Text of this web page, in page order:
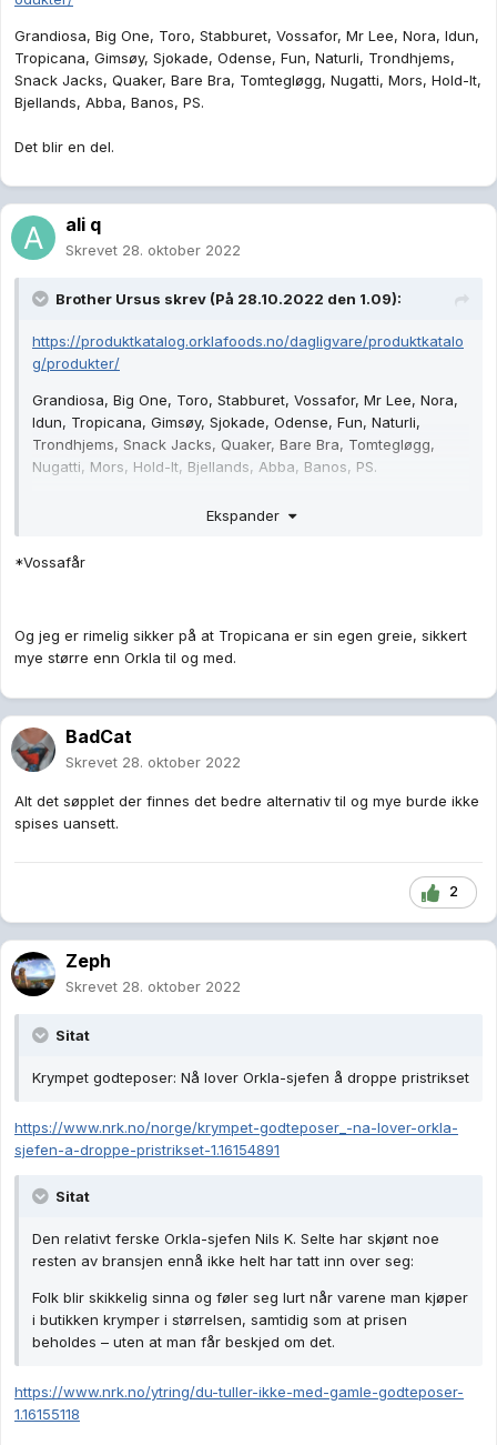
Grandiosa, Big One, Toro, Stabburet, Vossafor, Mr Lee, Nora, Idun,
Tropicana, Gimsøy, Sjokade, Odense, Fun, Naturli, Trondhjems,
Snack Jacks, Quaker, Bare Bra, Tomtegløgg, Nugatti, Mors, Hold-It,
Bjellands, Abba, Banos, PS.
Det blir en del.
ali q
Skrevet 28. oktober 2022
Brother Ursus skrev (På 28.10.2022 den 1.09):
https://produktkatalog.orklafoods.no/dagligvare/produktkatalo
g/produkter/
Grandiosa, Big One, Toro, Stabburet, Vossafor, Mr Lee, Nora,
Idun, Tropicana, Gimsøy, Sjokade, Odense, Fun, Naturli,
Trondhjems, Snack Jacks, Quaker, Bare Bra, Tomtegløgg,
Nugatti, Mors, Hold-It, Bjellands, Abba, Banos, PS.
Ekspander
*Vossafår
Og jeg er rimelig sikker på at Tropicana er sin egen greie, sikkert
mye større enn Orkla til og med.
BadCat
Skrevet 28. oktober 2022
Alt det søpplet der finnes det bedre alternativ til og mye burde ikke
spises uansett.
2
Zeph
Skrevet 28. oktober 2022
Sitat
Krympet godteposer: Nå lover Orkla-sjefen å droppe pristrikset
https://www.nrk.no/norge/krympet-godteposer_-na-lover-orkla-
sjefen-a-droppe-pristrikset-1.16154891
Sitat
Den relativt ferske Orkla-sjefen Nils K. Selte har skjønt noe
resten av bransjen ennå ikke helt har tatt inn over seg:
Folk blir skikkelig sinna og føler seg lurt når varene man kjøper
i butikken krymper i størrelsen, samtidig som at prisen
beholdes – uten at man får beskjed om det.
https://www.nrk.no/ytring/du-tuller-ikke-med-gamle-godteposer-
1.16155118